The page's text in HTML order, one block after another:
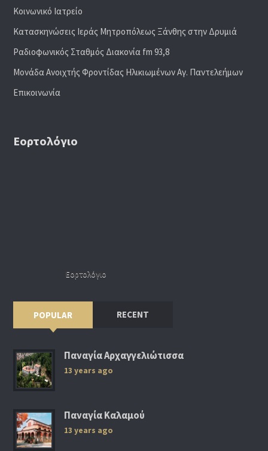
Κοινωνικό Ιατρείο
Κατασκηνώσεις Ιεράς Μητροπόλεως Ξάνθης στην Δρυμιά
Ραδιoφωνικός Σταθμός Διακονία fm 93,8
Μονάδα Ανοιχτής Φροντίδας Ηλικιωμένων Αγ. Παντελεήμων
Επικοινωνία
Εορτολόγιο
Εορτολόγιο
POPULAR RECENT
Παναγία Αρχαγγελιώτισσα
13 years ago
Παναγία Καλαμού
13 years ago